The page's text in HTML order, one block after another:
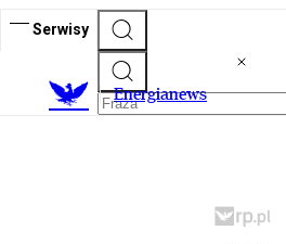
Serwisy
Energianews